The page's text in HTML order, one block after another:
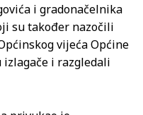
i gradonačelnika
su također nazočili
vijeća Općine
izlagače i razgledali